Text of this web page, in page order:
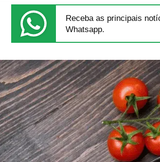
Receba as principais
Whatsapp.